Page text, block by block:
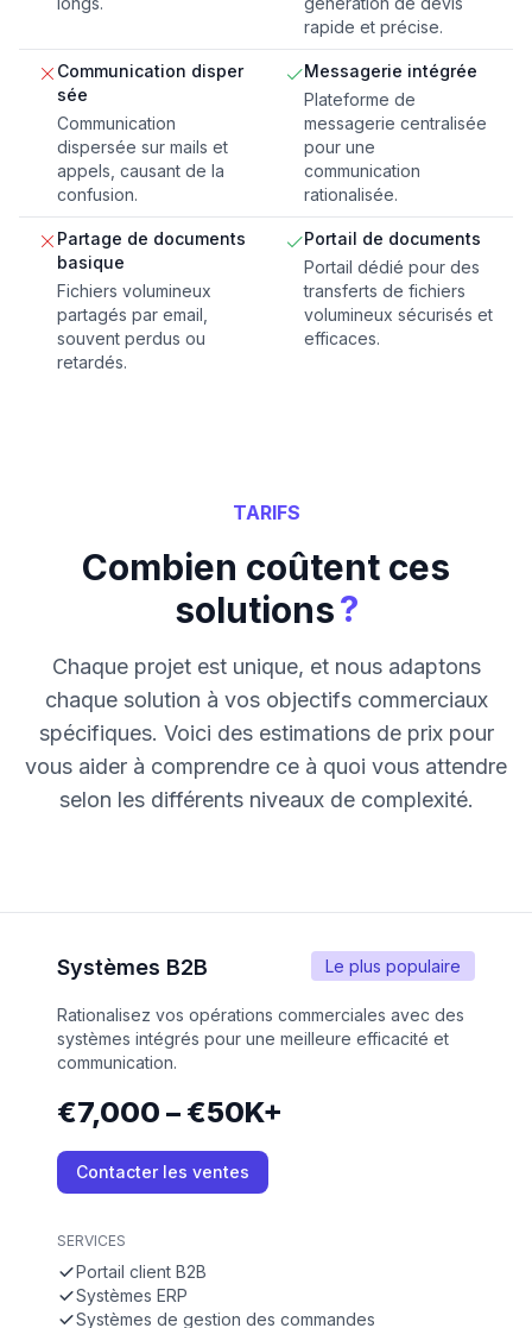
rapide et précise.
Communication disper
sée
Communication
dispersée sur mails et
appels, causant de la
confusion.
Messagerie intégrée
Plateforme de
messagerie centralisée
pour une
communication
rationalisée.
Partage de documents
basique
Fichiers volumineux
partagés par email,
souvent perdus ou
retardés.
Portail de documents
Portail dédié pour des
transferts de fichiers
volumineux sécurisés et
efficaces.
TARIFS
Combien coûtent ces
solutions?
Chaque projet est unique, et nous adaptons
chaque solution à vos objectifs commerciaux
spécifiques. Voici des estimations de prix pour
vous aider à comprendre ce à quoi vous attendre
selon les différents niveaux de complexité.
Le plus populaire
Systèmes B2B
Rationalisez vos opérations commerciales avec des
systèmes intégrés pour une meilleure efficacité et
communication.
€7,000 – €50K+
Contacter les ventes
SERVICES
Portail client B2B
Systèmes ERP
Systèmes de gestion des commandes